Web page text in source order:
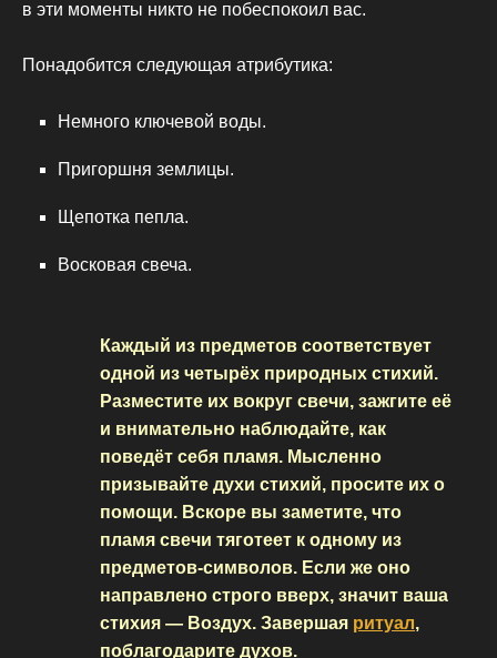
в эти моменты никто не побеспокоил вас.
Понадобится следующая атрибутика:
Немного ключевой воды.
Пригоршня землицы.
Щепотка пепла.
Восковая свеча.
Каждый из предметов соответствует
одной из четырёх природных стихий.
Разместите их вокруг свечи, зажгите её
и внимательно наблюдайте, как
поведёт себя пламя. Мысленно
призывайте духи стихий, просите их о
помощи. Вскоре вы заметите, что
пламя свечи тяготеет к одному из
предметов-символов. Если же оно
направлено строго вверх, значит ваша
стихия — Воздух. Завершая ритуал,
поблагодарите духов.